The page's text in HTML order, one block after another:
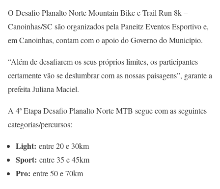
O Desafio Planalto Norte Mountain Bike e Trail Run 8k –
Canoinhas/SC são organizados pela Paneitz Eventos Esportivo e,
em Canoinhas, contam com o apoio do Governo do Município.
“Além de desafiarem os seus próprios limites, os participantes
certamente vão se deslumbrar com as nossas paisagens”, garante a
prefeita Juliana Maciel.
A 4ª Etapa Desafio Planalto Norte MTB segue com as seguintes
categorias/percursos:
Light: entre 20 e 30km
Sport: entre 35 e 45km
Pro: entre 50 e 70km